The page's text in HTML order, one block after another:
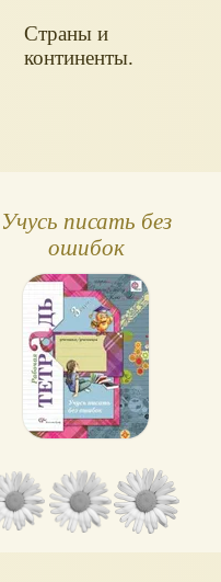
Страны и
континенты.
Учусь писать без
ошибок